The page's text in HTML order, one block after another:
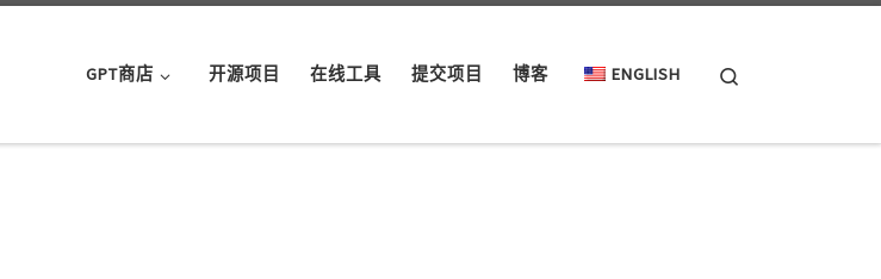
GPT商店 开源项目 在线工具 提交项目 博客 ENGLISH